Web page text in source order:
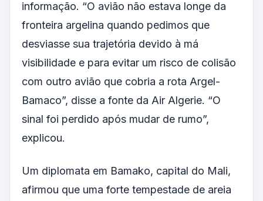
informação. “O avião não estava longe da
fronteira argelina quando pedimos que
desviasse sua trajetória devido à má
visibilidade e para evitar um risco de colisão
com outro avião que cobria a rota Argel-
Bamaco”, disse a fonte da Air Algerie. “O
sinal foi perdido após mudar de rumo”,
explicou.
Um diplomata em Bamako, capital do Mali,
afirmou que uma forte tempestade de areia